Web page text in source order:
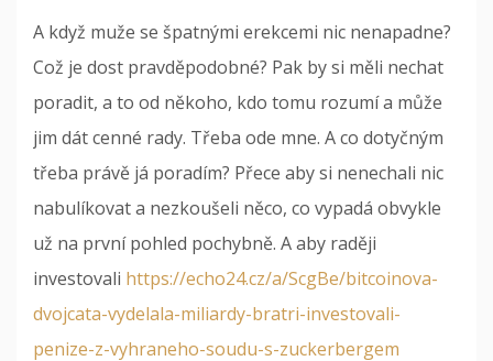
A když muže se špatnými erekcemi nic nenapadne?
Což je dost pravděpodobné? Pak by si měli nechat
poradit, a to od někoho, kdo tomu rozumí a může
jim dát cenné rady. Třeba ode mne. Aco dotyčným
třeba právě já poradím? Přece aby si nenechali nic
nabulíkovat a nezkoušeli něco, co vypadá obvykle
už na první pohled pochybně. A aby raději
investovali https://echo24.cz/a/ScgBe/bitcoinova-
dvojcata-vydelala-miliardy-bratri-investovali-
penize-z-vyhraneho-soudu-s-zuckerbergem